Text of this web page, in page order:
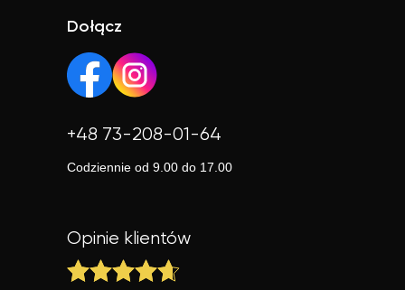
nauczyciela według specjalizacji, doświadczenia, opinii i
ceny, a także skorzystać z bezpłatnej lekcji próbnej.
Platforma jest prosta w obsłudze, posiada wygodne filtry i
szybkie dopasowanie nauczyciela.
Dołącz
+48 73-208-01-64
Codziennie od 9.00 do 17.00
Opinie klientów